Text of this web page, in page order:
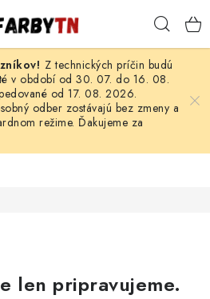
Z technických príčin budú
v období od 30. 07. do 16. 08.
od 17. 08. 2026.
odber zostávajú bez zmeny a
režime. Ďakujeme za
len pripravujeme.